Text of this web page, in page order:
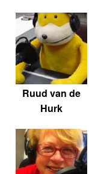
Ruud van de
Hurk